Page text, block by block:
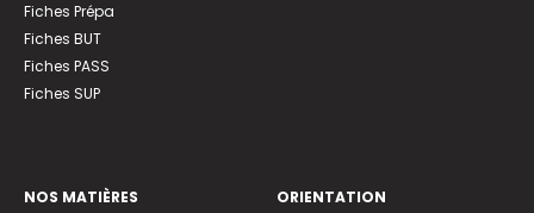
Fiches Prépa
Fiches BUT
Fiches PASS
Fiches SUP
NOS MATIÈRES
ORIENTATION